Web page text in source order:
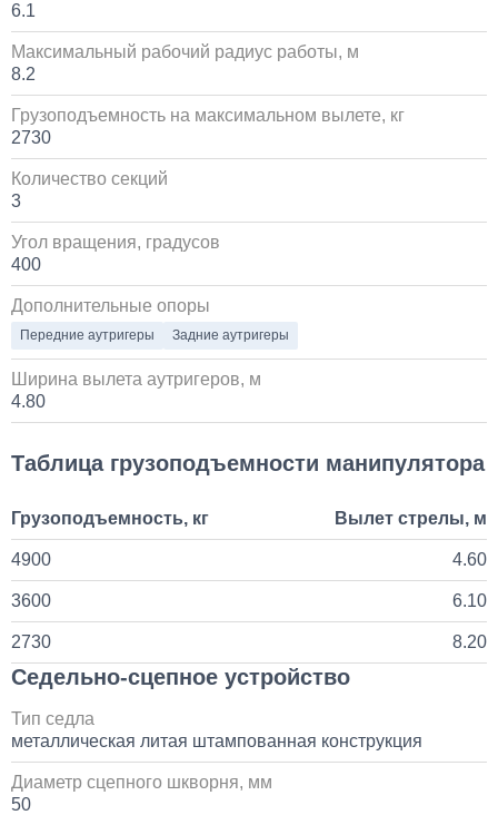
увеличенным салоном
Установка пневмоподвески на воздушных подушках
80 000
1 день
Установка Bi-LED линз в фары КАМАЗ
45 000
1 день
6.1
Максимальный рабочий радиус работы, м
8.2
Грузоподъемность на максимальном вылете, кг
2730
Количество секций
3
Угол вращения, градусов
400
Дополнительные опоры
Передние аутригеры Задние аутригеры
Ширина вылета аутригеров, м
4.80
Таблица грузоподъемности манипулятора
Грузоподъемность, кг Вылет стрелы, м
4900 4.60
3600 6.10
2730 8.20
Седельно-сцепное устройство
Тип седла
металлическая литая штампованная конструкция
Диаметр сцепного шкворня, мм
50